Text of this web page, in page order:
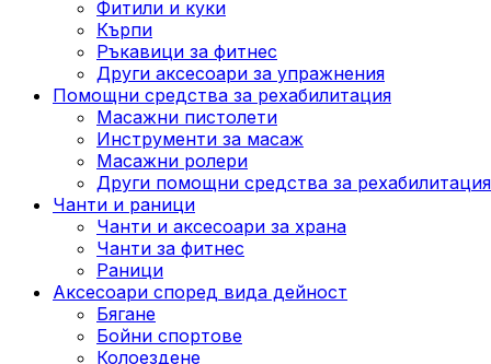
Фитили и куки
Кърпи
Ръкавици за фитнес
Други аксесоари за упражнения
Помощни средства за рехабилитация
Масажни пистолети
Инструменти за масаж
Масажни ролери
Други помощни средства за рехабилитация
Чанти и раници
Чанти и аксесоари за храна
Чанти за фитнес
Раници
Аксесоари според вида дейност
Бягане
Бойни спортове
Колоездене